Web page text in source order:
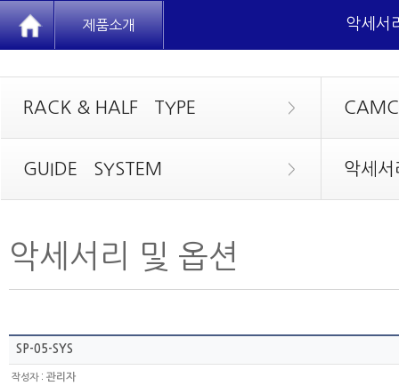
제품소개 악세서
>
RACK & HALF TYPE
>
GUIDE SYSTEM 악세
악세서리 및 옵션
SP-05-SYS
작성자: 관리자